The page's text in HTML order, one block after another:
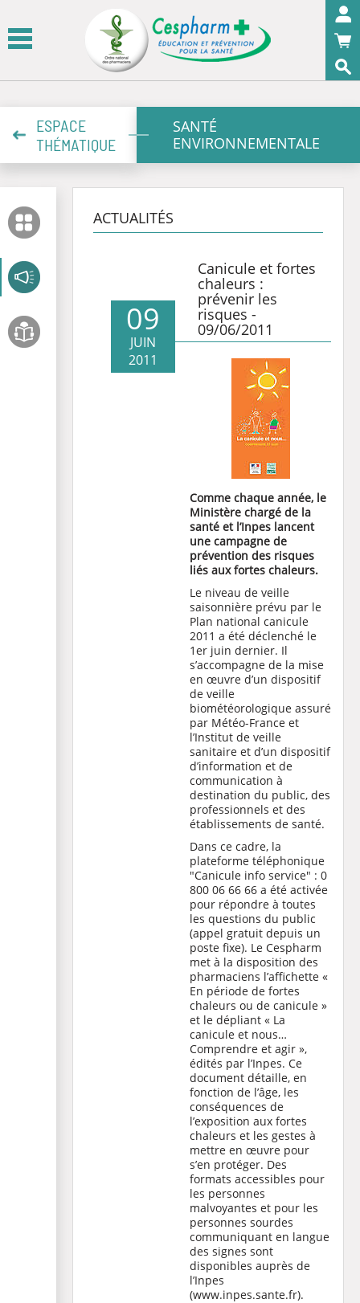
OK
ESPACE
THÉMATIQUE
SANTÉ
ENVIRONNEMENTALE
ACTUALITÉS
Canicule et fortes
chaleurs :
prévenir les
risques -
09/06/2011
09
JUIN
2011
Comme chaque année, le
Ministère chargé de la
santé et l’Inpes lancent
une campagne de
prévention des risques
liés aux fortes chaleurs.
Le niveau de veille
saisonnière prévu par le
Plan national canicule
2011 a été déclenché le
1er juin dernier. Il
s’accompagne de la mise
en œuvre d’un dispositif
de veille
biométéorologique assuré
par Météo-France et
l’Institut de veille
sanitaire et d’un dispositif
d’information et de
communication à
destination du public, des
professionnels et des
établissements de santé.
Dans ce cadre, la
plateforme téléphonique
"Canicule info service" : 0
800 06 66 66 a été activée
pour répondre à toutes
les questions du public
(appel gratuit depuis un
poste fixe). Le Cespharm
met à la disposition des
pharmaciens l’affichette «
En période de fortes
chaleurs ou de canicule »
et le dépliant « La
canicule et nous…
Comprendre et agir »,
édités par l’Inpes. Ce
document détaille, en
fonction de l’âge, les
conséquences de
l’exposition aux fortes
chaleurs et les gestes à
mettre en œuvre pour
s’en protéger. Des
formats accessibles pour
les personnes
malvoyantes et pour les
personnes sourdes
communiquant en langue
des signes sont
disponibles auprès de
l’Inpes
(www.inpes.sante.fr).